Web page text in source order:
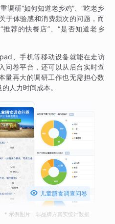
调研“如何知道老乡鸡”、“吃老乡
于体验感和消费频次的问题，而
推荐的快餐店”、“是否知道老乡
、手机等移动设备就能在走访
问卷平台，还可以从后台实时查
量再大的调研工作也无需担心数
人力时间成本。
 儿童膳食调查问卷
* 示例图片，非品牌方真实统计数据